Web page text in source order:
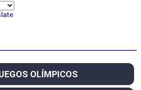
OLÍMPICOS